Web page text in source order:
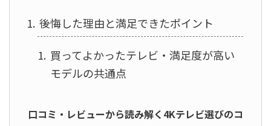
後悔した理由と満足できたポイント
買ってよかったテレビ・満足度が高い
モデルの共通点
口コミ・レビューから読み解く4Kテレビ選びのコ